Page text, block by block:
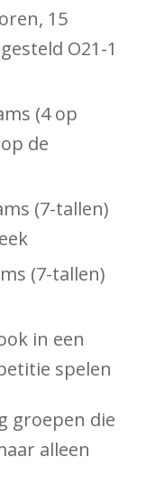
15
O21-1
(4 op
de
(7-tallen)
(7-tallen)
in een
spelen
groepen die
alleen